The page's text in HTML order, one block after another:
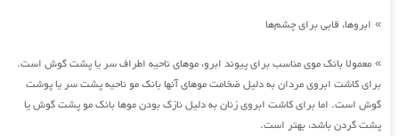
» ابروها، قابی برای چشم‌ها
» معمولا بانک موی مناسب برای پیوند ابرو، موهای ناحیه اطراف سر یا پشت گوش است.
برای کاشت ابروی مردان به دلیل ضخامت موهای آنها بانک مو ناحیه پشت سر یا پوشت
گوش است. اما برای کاشت ابروی زنان به دلیل نازک بودن موها بانک مو پشت گوش یا
پشت گردن باشد، بهتر است.